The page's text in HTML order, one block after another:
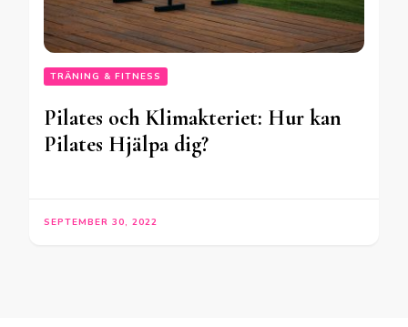
TRÄNING & FITNESS
Pilates och Klimakteriet: Hur kan
Pilates Hjälpa dig?
SEPTEMBER 30, 2022